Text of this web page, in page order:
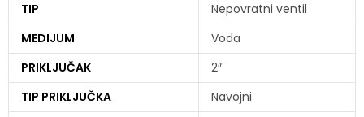
TIP
Nepovratni ventil
MEDIJUM
Voda
PRIKLJUČAK
2″
TIP PRIKLJUČKA
Navojni